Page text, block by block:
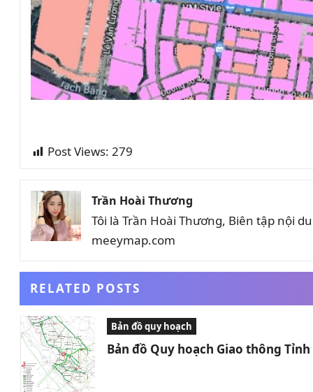
Post Views: 279
Trần Hoài Thương
Tôi là Trần Hoài Thương, Biên tập nội
meeymap.com
RELATED POSTS
Bản đồ quy hoạch
Bản đồ Quy hoạch Giao thông